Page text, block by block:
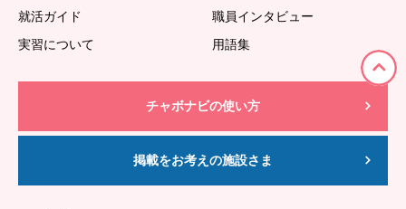
就活ガイド
職員インタビュー
実習について
用語集
チャボナビの使い方
掲載をお考えの施設さま